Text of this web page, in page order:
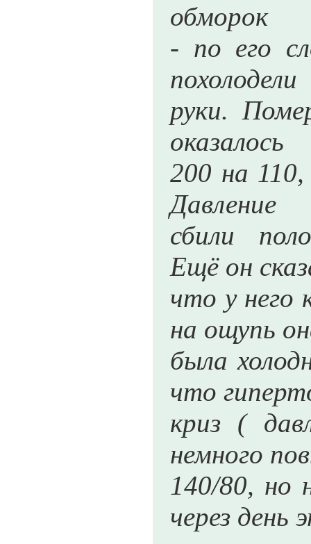
обморок
- по его
похолодели
руки.
оказалось
200 на
Давление
сбили
Ещё он
что у него
на ощупь
была
что
криз (
немного
140/80, но
через день